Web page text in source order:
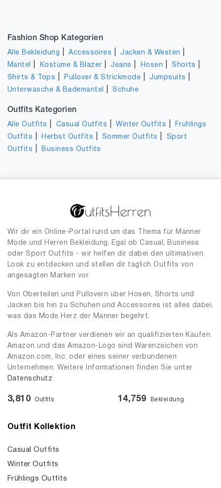
Fashion Shop Kategorien
Alle Bekleidung |Accessoires |Jacken & Westen
Mäntel Kostüme & Blazer |Jeans Hosen |Shorts
Shirts & Tops Pullover & Strickmode |Jumpsuits
Unterwäsche & Bademäntel |Schuhe
Outfits Kategorien
Alle Outfits Casual Outfits |Winter Outfits
Frühlings
Outfits
Herbst Outfits Sommer Outfits
Sport
Outfits
Business Outfits
Wir dir ein Online-Portal rund um das Thema für Männer
Mode und Herren Bekleidung. Egal ob Casual, Business
oder Sport Outfits - wir helfen dir dabei den ultimativen
Look zu entdecken und stellen dir täglich Outfits von
angesagten Marken vor.
Von Oberteilen und Pullovern über Hosen, Shorts und
Jacken bis hin zu Schuhen und Accessoires ist alles dabei,
was das Mode Herz der Männer begehrt.
Als Amazon-Partner verdienen wir an qualifizierten Käufen.
Amazon und das Amazon-Logo sind Warenzeichen von
Amazon.com, Inc. oder eines seiner verbundenen
Unternehmen. Weitere Informationen finden Sie unter
Datenschutz
3,810 Outfits 14,759 Bekleidung
Outfit Kollektion
Casual Outfits
Winter Outfits
Frühlings Outfits